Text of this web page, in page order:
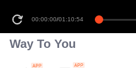
00:00:00/01:10:54
Way To You